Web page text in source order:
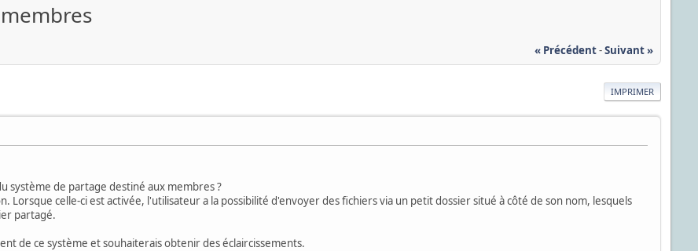
« Précédent-Suivant »
IMPRIMER
système de partage destiné aux membres ?
Lorsque celle-ci est activée, l'utilisateur a la possibilité d'envoyer des fichiers via un petit dossier situé à côté de son nom, lesquels
partagé.
de ce système et souhaiterais obtenir des éclaircissements.